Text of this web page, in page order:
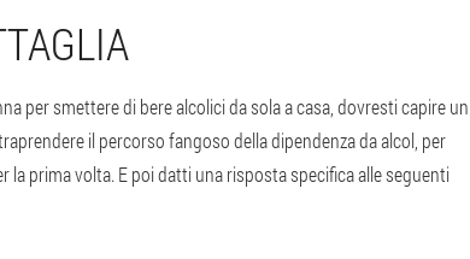
per smettere di bere alcolici da sola a casa, dovresti capire un
il percorso fangoso della dipendenza da alcol, per
prima volta. E poi datti una risposta specifica alle seguenti